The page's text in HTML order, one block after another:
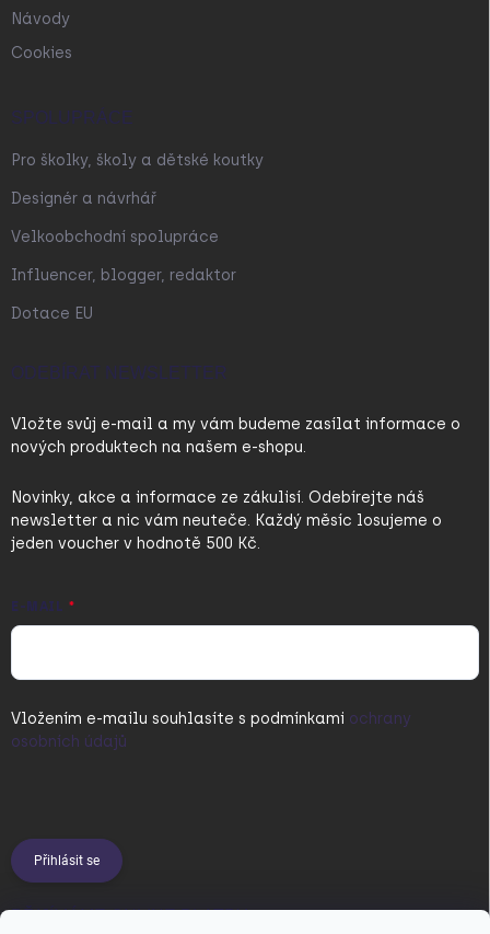
Návody
Cookies
SPOLUPRÁCE
Pro školky, školy a dětské koutky
Designér a návrhář
Velkoobchodní spolupráce
Influencer, blogger, redaktor
Dotace EU
ODEBÍRAT NEWSLETTER
Vložte svůj e-mail a my vám budeme zasílat informace o
nových produktech na našem e-shopu.
Novinky, akce a informace ze zákulisí. Odebírejte náš
newsletter a nic vám neuteče. Každý měsíc losujeme o
jeden voucher v hodnotě 500 Kč.
E-MAIL
Vložením e-mailu souhlasíte s podmínkami ochrany
osobních údajů
Přihlásit se
PŘIJÍMÁME ONLINE PLATBY